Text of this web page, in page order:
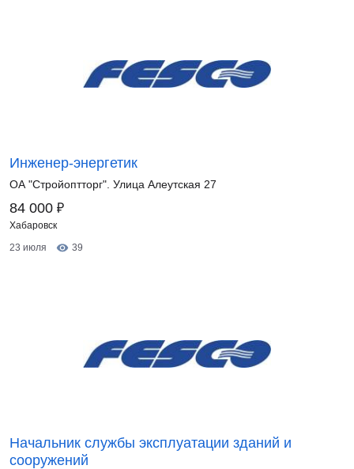
Инженер-энергетик
ОА "Стройоптторг". Улица Алеутская 27
84 000 ₽
Хабаровск
23 июля
39
Начальник службы эксплуатации зданий и
сооружений